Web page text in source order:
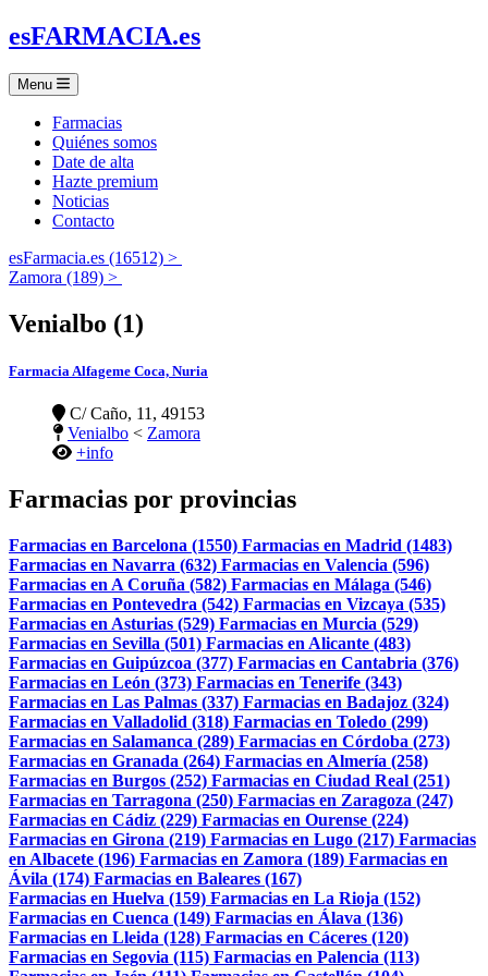
esFARMACIA.es
Menu
Farmacias
Quiénes somos
Date de alta
Hazte premium
Noticias
Contacto
esFarmacia.es (16512) >
Zamora (189) >
Venialbo (1)
Farmacia Alfageme Coca, Nuria
C/ Caño, 11, 49153
Venialbo < Zamora
+info
Farmacias por provincias
Farmacias en Barcelona (1550) Farmacias en Madrid (1483)
Farmacias en Navarra (632) Farmacias en Valencia (596)
Farmacias en A Coruña (582) Farmacias en Málaga (546)
Farmacias en Pontevedra (542) Farmacias en Vizcaya (535)
Farmacias en Asturias (529) Farmacias en Murcia (529)
Farmacias en Sevilla (501) Farmacias en Alicante (483)
Farmacias en Guipúzcoa (377) Farmacias en Cantabria (376)
Farmacias en León (373) Farmacias en Tenerife (343)
Farmacias en Las Palmas (337) Farmacias en Badajoz (324)
Farmacias en Valladolid (318) Farmacias en Toledo (299)
Farmacias en Salamanca (289) Farmacias en Córdoba (273)
Farmacias en Granada (264) Farmacias en Almería (258)
Farmacias en Burgos (252) Farmacias en Ciudad Real (251)
Farmacias en Tarragona (250) Farmacias en Zaragoza (247)
Farmacias en Cádiz (229) Farmacias en Ourense (224)
Farmacias en Girona (219) Farmacias en Lugo (217) Farmacias
en Albacete (196) Farmacias en Zamora (189) Farmacias en
Ávila (174) Farmacias en Baleares (167)
Farmacias en Huelva (159) Farmacias en La Rioja (152)
Farmacias en Cuenca (149) Farmacias en Álava (136)
Farmacias en Lleida (128) Farmacias en Cáceres (120)
Farmacias en Segovia (115) Farmacias en Palencia (113)